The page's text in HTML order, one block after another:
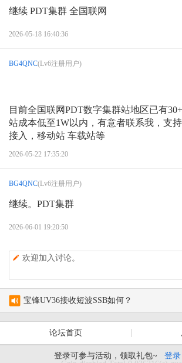
继续 PDT集群 全国联网
2026-05-18 16:40:36
BG4QNC(Lv6注册用户)
目前全国联网PDT数字集群站地区已有
站成本低至1W以内，有意者联系我，支
接入，移动站 车载站等
2026-05-22 17:35:20
BG4QNC(Lv6注册用户)
继续。PDT集群
2026-06-01 19:20:50
欢迎加入讨论。
宝锋UV36接收短波SSB如何？
新人报到 请求激活 字母改为大写
论坛首页
登录可参与活动，领取礼包~ 登录